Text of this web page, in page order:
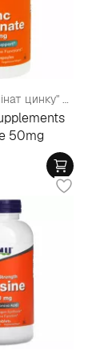
Капсули "Піколінат цинку" для імунної системи
50mg